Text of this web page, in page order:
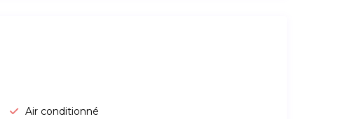
Air conditionné